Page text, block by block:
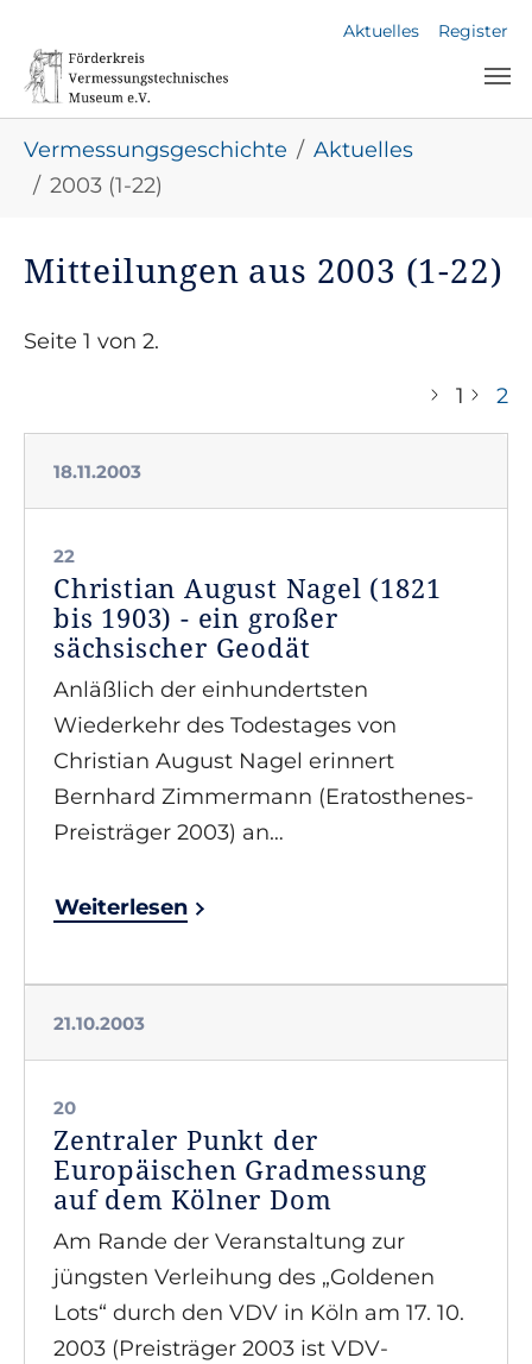
Aktuelles Register
Vermessungsgeschichte
Aktuelles
2003 (1-22)
Mitteilungen aus 2003 (1-22)
Seite 1 von 2.
1 2
18.11.2003
22
Christian August Nagel (1821
bis 1903) - ein großer
sächsischer Geodät
Anläßlich der einhundertsten
Wiederkehr des Todestages von
Christian August Nagel erinnert
Bernhard Zimmermann (Eratosthenes-
Preisträger 2003) an…
Weiterlesen
21.10.2003
20
Zentraler Punkt der
Europäischen Gradmessung
auf dem Kölner Dom
Am Rande der Veranstaltung zur
jüngsten Verleihung des „Goldenen
Lots“ durch den VDV in Köln am 17. 10.
2003 (Preisträger 2003 ist VDV-